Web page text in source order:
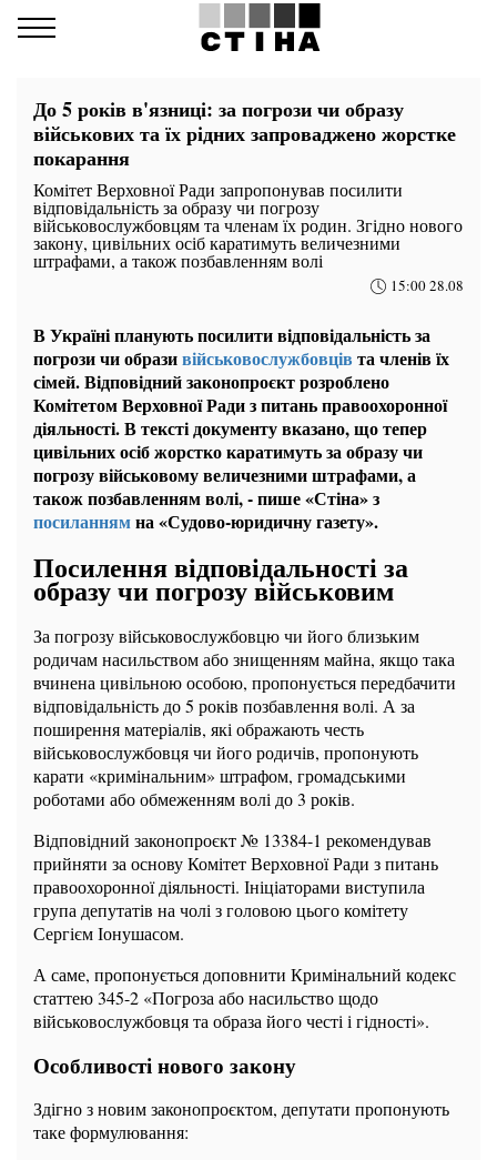
До 5 років в'язниці: за погрози чи образу
військових та їх рідних запроваджено жорстке
покарання
Комітет Верховної Ради запропонував посилити
відповідальність за образу чи погрозу
військовослужбовцям та членам їх родин. Згідно нового
закону, цивільних осіб каратимуть величезними
штрафами, а також позбавленням волі
15:00 28.08
В Україні планують посилити відповідальність за
погрози чи образивійськовослужбовців та членів їх
сімей. Відповідний законопроєкт розроблено
Комітетом Верховної Ради з питань правоохоронної
діяльності. В тексті документу вказано, що тепер
цивільних осіб жорстко каратимуть за образу чи
погрозу військовому величезними штрафами, а
також позбавленням волі, - пише «Стіна» з
посиланнямна «Судово-юридичну газету».
Посилення відповідальності за
образу чи погрозу військовим
За погрозу військовослужбовцю чи його близьким
родичам насильством або знищенням майна, якщо така
вчинена цивільною особою, пропонується передбачити
відповідальність до 5 років позбавлення волі. А за
поширення матеріалів, які ображають честь
військовослужбовця чи його родичів, пропонують
карати «кримінальним» штрафом, громадськими
роботами або обмеженням волі до 3 років.
Відповідний законопроєкт № 13384-1 рекомендував
прийняти за основу Комітет Верховної Ради з питань
правоохоронної діяльності. Ініціаторами виступила
група депутатів на чолі з головою цього комітету
Сергієм Іонушасом.
А саме, пропонується доповнити Кримінальний кодекс
статтею 345-2 «Погроза або насильство щодо
військовослужбовця та образа його честі і гідності».
Особливості нового закону
Здігно з новим законопроєктом, депутати пропонують
таке формулювання: